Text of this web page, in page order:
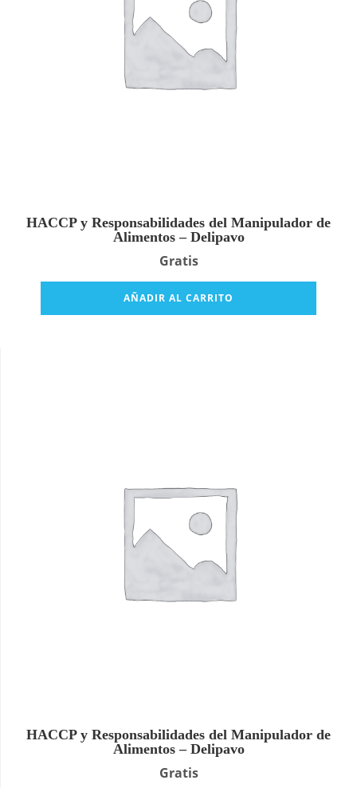
HACCP y Responsabilidades del Manipulador de
Alimentos – Delipavo
Gratis
AÑADIR AL CARRITO
HACCP y Responsabilidades del Manipulador de
Alimentos – Delipavo
Gratis